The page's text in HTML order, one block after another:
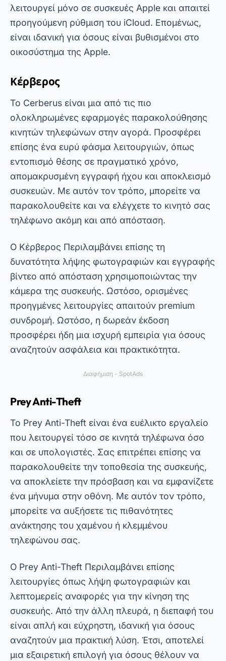
κινητών τηλεφώνων στην αγορά. Προσφέρει
επίσης ένα ευρύ φάσμα λειτουργιών, όπως
εντοπισμό θέσης σε πραγματικό χρόνο,
απομακρυσμένη εγγραφή ήχου και αποκλεισμό
παρακολουθείτε και να ελέγχετε το κινητό σας
ΟΚέρβεροςΠεριλαμβάνει επίσης τη
δυνατότητα λήψης φωτογραφιών και εγγραφής
βίντεο από απόσταση χρησιμοποιώντας την
κάμερα της συσκευής. Ωστόσο, ορισμένες
προηγμένες λειτουργίες απαιτούν premium
συνδρομή. Ωστόσο, η δωρεάν έκδοση
προσφέρει ήδη μια ισχυρή εμπειρία για όσους
αναζητούν ασφάλεια και πρακτικότητα.
Διαφήμιση - SpotAds
Prey Anti-Theft
Το Prey Anti-Theft είναι ένα ευέλικτο εργαλείο
που λειτουργεί τόσο σε κινητά τηλέφωνα όσο
και σε υπολογιστές. Σας επιτρέπει επίσης να
παρακολουθείτε την τοποθεσία της συσκευής,
να αποκλείετε την πρόσβαση και να εμφανίζετε
ένα μήνυμα στην οθόνη. Με αυτόν τον τρόπο,
ανάκτησης του χαμένου ή κλεμμένου
ΟPrey Anti-TheftΠεριλαμβάνει επίσης
λειτουργίες όπως λήψη φωτογραφιών και
λεπτομερείς αναφορές για την κίνηση της
συσκευής. Από την άλλη πλευρά, η διεπαφή του
είναι απλή και εύχρηστη, ιδανική για όσους
αναζητούν μια πρακτική λύση. Έτσι, αποτελεί
μια εξαιρετική επιλογή για όσους θέλουν να
προστατεύσουν αποτελεσματικά τις συσκευές
Life360
Το Life360 είναι μια εφαρμογή που συνδυάζει
την παρακολούθηση κινητού τηλεφώνου με την
παρακολούθηση τοποθεσίας οικογένειας. Σας
επιτρέπει επίσης να βλέπετε την τοποθεσία